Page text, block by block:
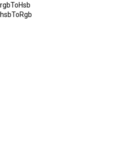
rgbToHsb
hsbToRgb